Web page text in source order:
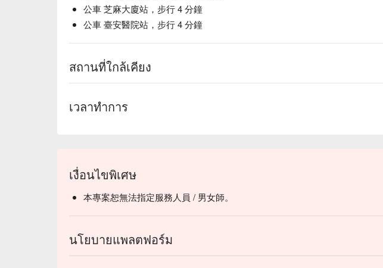
公車 芝麻大廈站，步行 4 分鐘
公車 臺安醫院站，步行 4 分鐘
สถานที่ใกล้เคียง
เวลาทำการ
เงื่อนไขพิเศษ
本專案恕無法指定服務人員 / 男女師。
นโยบายแพลตฟอร์ม